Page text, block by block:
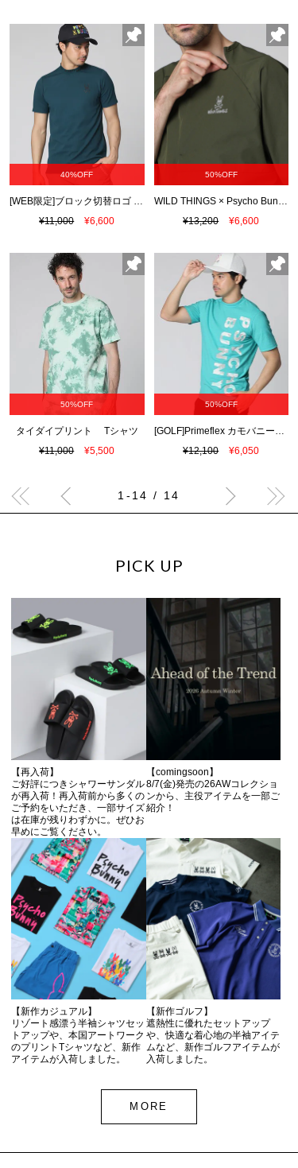
40%OFF
[WEB限定]ブロック切替ロゴ ジャガードフライス モックネックTシャツ
¥11,000
¥6,600
50%OFF
WILD THINGS × Psycho Bunny コラボ ベースクルー Tシャツ
¥13,200
¥6,600
50%OFF
タイダイプリント Tシャツ
¥11,000
¥5,500
50%OFF
¥12,100
¥6,050
1-14 / 14
PICK UP
【再入荷】
ご好評につきシャワーサンダル
が再入荷！再入荷前から多くの
ご予約をいただき、一部サイズ
は在庫が残りわずかに。ぜひお
早めにご覧ください。
【comingsoon】
8/7(金)発売の26AWコレクショ
ンから、主役アイテムを一部ご
紹介！
【新作カジュアル】
リゾート感漂う半袖シャツセッ
トアップや、本国アートワーク
のプリントTシャツなど、新作
アイテムが入荷しました。
【新作ゴルフ】
遮熱性に優れたセットアップ
や、快適な着心地の半袖アイテ
ムなど、新作ゴルフアイテムが
入荷しました。
MORE